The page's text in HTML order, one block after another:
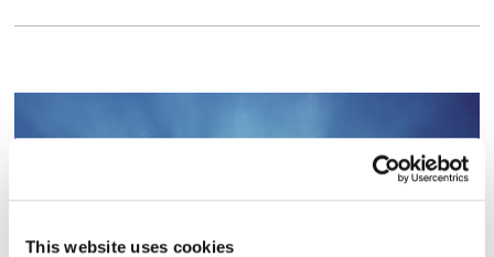
This website uses cookies